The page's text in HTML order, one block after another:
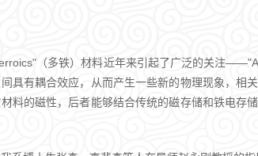
（多铁）材料近年来引起了广泛的关注
具有耦合效应，从而产生一些新的物理现象，相
料的磁性，后者能够结合传统的磁存储和铁电存